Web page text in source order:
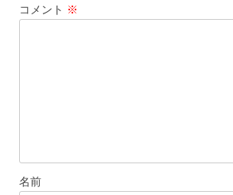
ョ
コメント ※
名前